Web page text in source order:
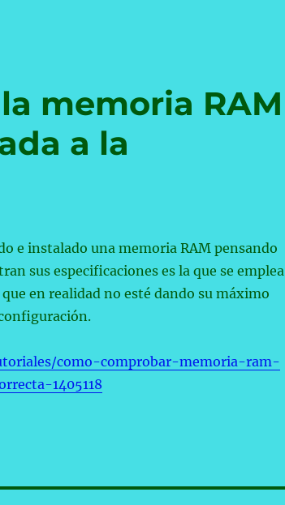
memoria RAM
a la
e instalado una memoria RAM pensando
sus especificaciones es la que se emplea
en realidad no esté dando su máximo
como-comprobar-memoria-ram-
1405118